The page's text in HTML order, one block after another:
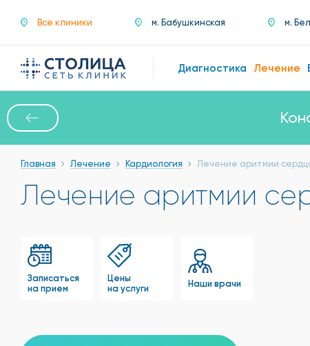
Все клиники м. Бабушкинская м.
Диагностика Лечение
Главная Лечение Кардиология Лечение аритмии
Лечение аритмии
Записаться
на прием
Цены
на услуги
Наши врачи